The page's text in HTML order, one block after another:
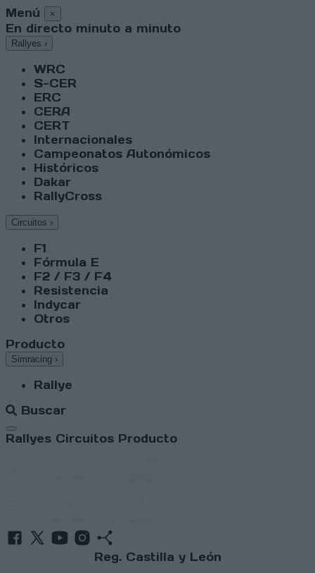
Menú ×
En directo minuto a minuto
Rallyes ›
WRC
S-CER
ERC
CERA
CERT
Internacionales
Campeonatos Autonómicos
Históricos
Dakar
RallyCross
Circuitos ›
F1
Fórmula E
F2 / F3 / F4
Resistencia
Indycar
Otros
Producto
Simracing ›
Rallye
Buscar
Abrir menú
Rallyes Circuitos Producto
Reg. Castilla y León